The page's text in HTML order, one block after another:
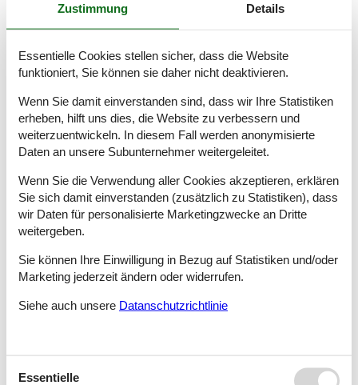
Jastrzebia Góra
Jastrzzbia Góra
Jezów Sudecki
Zustimmung Details
Essentielle Cookies stellen sicher, dass die Website
funktioniert, Sie können sie daher nicht deaktivieren.
Wenn Sie damit einverstanden sind, dass wir Ihre Statistiken
erheben, hilft uns dies, die Website zu verbessern und
weiterzuentwickeln. In diesem Fall werden anonymisierte
Daten an unsere Subunternehmer weitergeleitet.
Wenn Sie die Verwendung aller Cookies akzeptieren, erklären
Sie sich damit einverstanden (zusätzlich zu Statistiken), dass
wir Daten für personalisierte Marketingzwecke an Dritte
weitergeben.
Sie können Ihre Einwilligung in Bezug auf Statistiken und/oder
Marketing jederzeit ändern oder widerrufen.
Siehe auch unsere Datanschutzrichtlinie
Essentielle